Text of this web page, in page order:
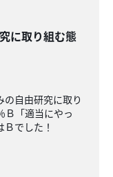
に取り組む態
の自由研究に取り
Ｂ「適当にやっ
でした！